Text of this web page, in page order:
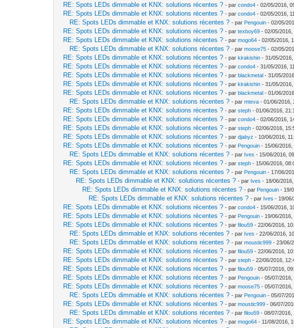
RE: Spots LEDs dimmable et KNX: solutions récentes ? - parcondo4 - 02/05/2016,
RE: Spots LEDs dimmable et KNX: solutions récentes ? - parcondo4 - 02/05/2016,
RE: Spots LEDs dimmable et KNX: solutions récentes ? - par Pengouin - 02/05/
RE: Spots LEDs dimmable et KNX: solutions récentes ? - partexboy69 - 02/05/2016,
RE: Spots LEDs dimmable et KNX: solutions récentes ? - parmogo64 - 02/05/2016,
RE: Spots LEDs dimmable et KNX: solutions récentes ? - parmoose75 - 02/05/
RE: Spots LEDs dimmable et KNX: solutions récentes ? - parkirakishin - 31/05/
RE: Spots LEDs dimmable et KNX: solutions récentes ? - parcondo4 - 31/05/2016,
RE: Spots LEDs dimmable et KNX: solutions récentes ? - parblackmetal - 31/05/
RE: Spots LEDs dimmable et KNX: solutions récentes ? - parkirakishin - 31/05/
RE: Spots LEDs dimmable et KNX: solutions récentes ? - parblackmetal - 01/06/
RE: Spots LEDs dimmable et KNX: solutions récentes ? - parmteva - 01/06/2016,
RE: Spots LEDs dimmable et KNX: solutions récentes ? - parsteph - 01/06/2016,
RE: Spots LEDs dimmable et KNX: solutions récentes ? - parcondo4 - 02/06/2016,
RE: Spots LEDs dimmable et KNX: solutions récentes ? - parsteph - 02/06/2016,
RE: Spots LEDs dimmable et KNX: solutions récentes ? - pardjabyz - 10/06/2016,
RE: Spots LEDs dimmable et KNX: solutions récentes ? - par Pengouin - 15/06/2016,
RE: Spots LEDs dimmable et KNX: solutions récentes ? - par Ives - 15/06/2016,
RE: Spots LEDs dimmable et KNX: solutions récentes ? - parsteph - 15/06/2016,
RE: Spots LEDs dimmable et KNX: solutions récentes ? - par Pengouin - 17/06/
RE: Spots LEDs dimmable et KNX: solutions récentes ? - par Ives - 18/06/
RE: Spots LEDs dimmable et KNX: solutions récentes ? - par Pengouin - 19/
RE: Spots LEDs dimmable et KNX: solutions récentes ? - par Ives - 19/
RE: Spots LEDs dimmable et KNX: solutions récentes ? - parcondo4 - 15/06/2016,
RE: Spots LEDs dimmable et KNX: solutions récentes ? - par Pengouin - 19/06/2016,
RE: Spots LEDs dimmable et KNX: solutions récentes ? - parfilou59 - 22/06/2016,
RE: Spots LEDs dimmable et KNX: solutions récentes ? - par Ives - 22/06/2016,
RE: Spots LEDs dimmable et KNX: solutions récentes ? - parmoustic999 - 23/06/
RE: Spots LEDs dimmable et KNX: solutions récentes ? - parfilou59 - 22/06/2016,
RE: Spots LEDs dimmable et KNX: solutions récentes ? - parsteph - 22/06/2016,
RE: Spots LEDs dimmable et KNX: solutions récentes ? - parfilou59 - 05/07/2016,
RE: Spots LEDs dimmable et KNX: solutions récentes ? - par Pengouin - 05/07/2016,
RE: Spots LEDs dimmable et KNX: solutions récentes ? - parmoose75 - 05/07/2016,
RE: Spots LEDs dimmable et KNX: solutions récentes ? - par Pengouin - 05/07/
RE: Spots LEDs dimmable et KNX: solutions récentes ? - parmoustic999 - 06/07/
RE: Spots LEDs dimmable et KNX: solutions récentes ? - parfilou59 - 08/07/2016,
RE: Spots LEDs dimmable et KNX: solutions récentes ? - parmogo64 - 11/08/2016,